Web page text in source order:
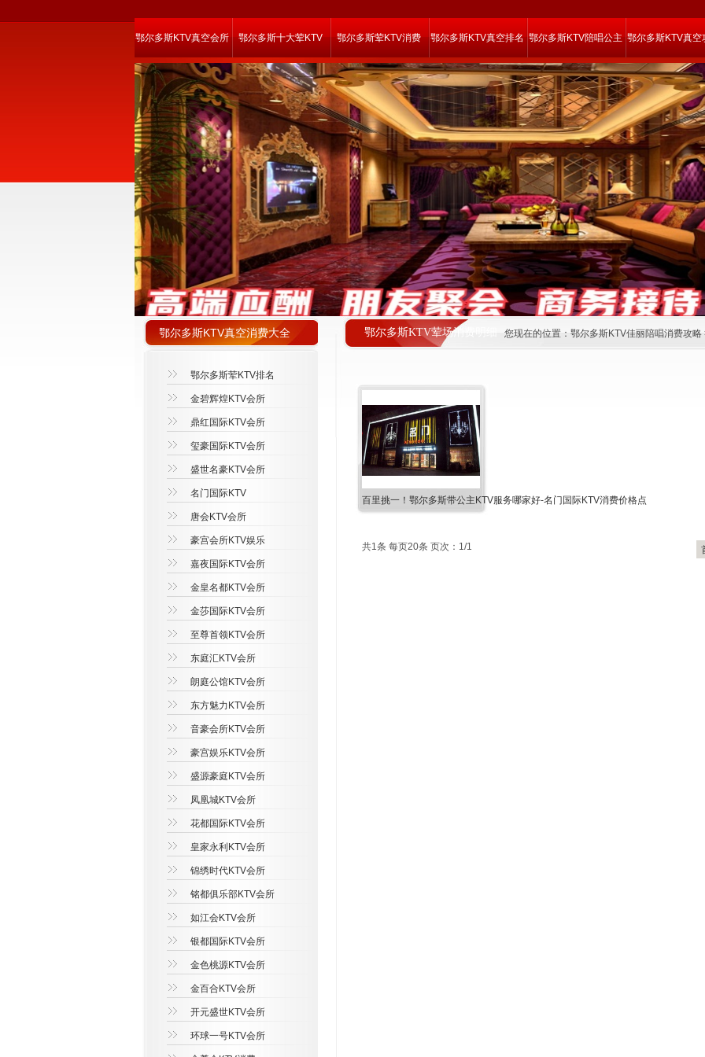
鄂尔多斯KTV真空会所 鄂尔多斯十大荤KTV 鄂尔多斯荤KTV消费 鄂尔多斯KTV真空排名 鄂尔多斯KTV陪唱公主 鄂尔多斯KTV真空
鄂尔多斯KTV荤场消费明细 您现在的位置： 鄂尔多斯KTV佳丽陪唱消费攻略
百里挑一！鄂尔多斯带公主KTV服务哪家好-名门国际KTV消费价格点
共1条 每页20条 页次：1/1
鄂尔多斯KTV真空消费大全
鄂尔多斯荤KTV排名
金碧辉煌KTV会所
鼎红国际KTV会所
玺豪国际KTV会所
盛世名豪KTV会所
名门国际KTV
唐会KTV会所
豪宫会所KTV娱乐
嘉夜国际KTV会所
金皇名都KTV会所
金莎国际KTV会所
至尊首领KTV会所
东庭汇KTV会所
朗庭公馆KTV会所
东方魅力KTV会所
音豪会所KTV会所
豪宫娱乐KTV会所
盛源豪庭KTV会所
凤凰城KTV会所
花都国际KTV会所
皇家永利KTV会所
锦绣时代KTV会所
铭都俱乐部KTV会所
如江会KTV会所
银都国际KTV会所
金色桃源KTV会所
金百合KTV会所
开元盛世KTV会所
环球一号KTV会所